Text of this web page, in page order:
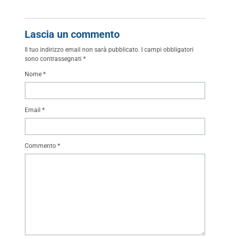
Lascia un commento
Il tuo indirizzo email non sarà pubblicato.
I campi obbligatori
sono contrassegnati *
Commento *
Nome *
Email *